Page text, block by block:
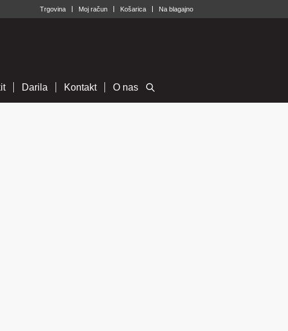
Trgovina Moj račun Košarica Na blagajno
Darila Kontakt O nas